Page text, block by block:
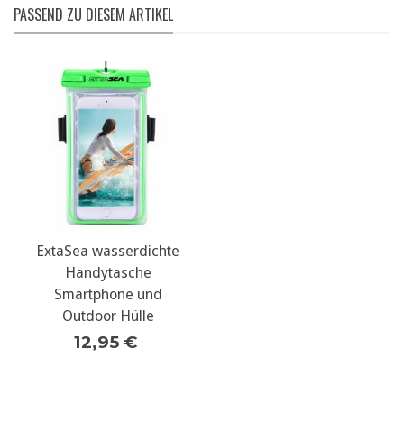
PASSEND ZU DIESEM ARTIKEL
ExtaSea wasserdichte
Handytasche
Smartphone und
Outdoor Hülle
12,95 €